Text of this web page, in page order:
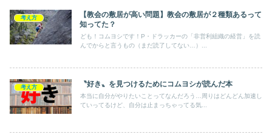
考え方
【教会の敷居が高い問題】教会の敷居が２種類あるって
知ってた？
ども！コムヨシです！P・ドラッカーの「非営利組織の経営」を読
んでからと言うもの（まだ読了してない…）...
考え方 〝好き〟を見つけるためにコムヨシが読んだ本
本当に自分がやりたいことってなんだろう…周りはどんどん加速し
ていってるけど、自分は止まっちゃってる気...